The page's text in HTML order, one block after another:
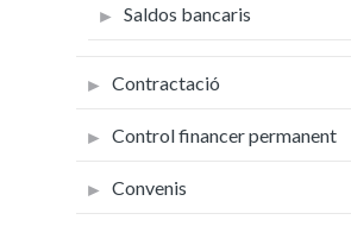
Saldos bancaris
Contractació
Control financer permanent
Convenis